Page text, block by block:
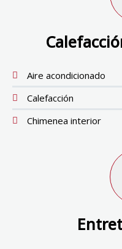
Aire acondicionado
Calefacción
Chimenea interior